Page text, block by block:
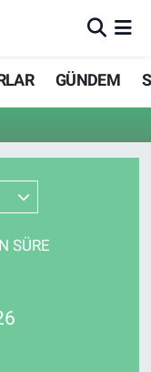
GÜNDEM
SÜRE